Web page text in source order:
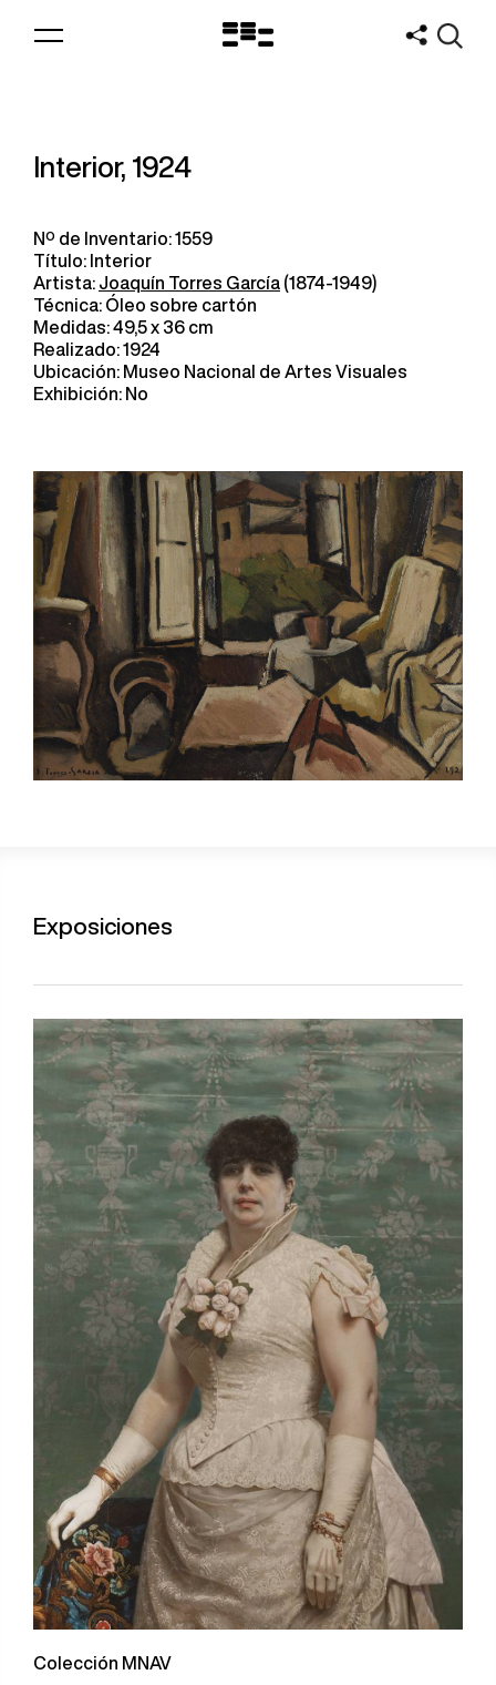
Logo
Interior, 1924
Nº de Inventario: 1559
Título: Interior
Artista: Joaquín Torres García (1874-1949)
Técnica: Óleo sobre cartón
Medidas: 49,5 x 36 cm
Realizado: 1924
Ubicación: Museo Nacional de Artes Visuales
Exhibición: No
Exposiciones
Colección MNAV